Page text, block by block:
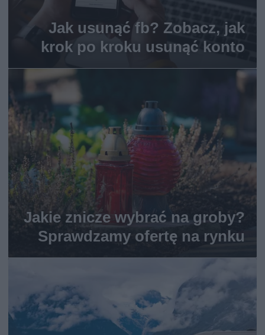
Jak usunąć fb? Zobacz, jak
krok po kroku usunąć konto
Jakie znicze wybrać na groby?
Sprawdzamy ofertę na rynku